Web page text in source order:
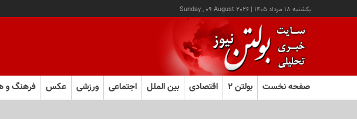
يکشنبه ۱۸ مرداد ۱۴۰۵ |
Sunday , 09 August 2026
صفحه نخست بولتن ۲ اقتصادی بین الملل اجتماعی ورزشی عکس فرهنگ و